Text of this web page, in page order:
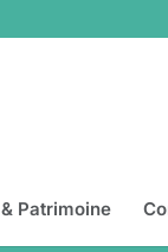
Patrimoine